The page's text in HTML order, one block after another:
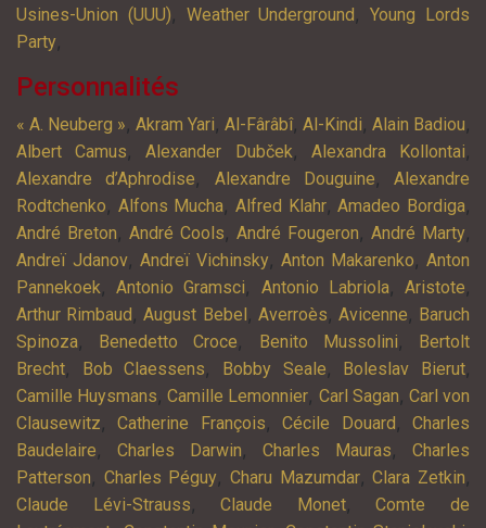
Usines-Union (UUU), Weather Underground ,Young Lords
Party,
Personnalités
« A. Neuberg », Akram Yari, Al-Fârâbî, Al-Kindi, Alain Badiou,
Albert Camus,Alexander Dubček, Alexandra Kollontai,
Alexandre d’Aphrodise, Alexandre Douguine, Alexandre
Rodtchenko, Alfons Mucha,Alfred Klahr,Amadeo Bordiga,
André Breton, André Cools, André Fougeron, André Marty,
Andreï Jdanov, Andreï Vichinsky, Anton Makarenko, Anton
Pannekoek,Antonio Gramsci, Antonio Labriola,Aristote,
Arthur Rimbaud ,August Bebel , Averroès, Avicenne, Baruch
Spinoza, Benedetto Croce, Benito Mussolini,
Bertolt
Brecht, Bob Claessens, Bobby Seale, Boleslav Bierut,
Camille Huysmans,Camille Lemonnier, Carl Sagan, Carl von
Clausewitz,Catherine François,Cécile Douard ,Charles
Baudelaire, Charles Darwin, Charles Mauras, Charles
Patterson, Charles Péguy,Charu Mazumdar,Clara Zetkin,
Claude Lévi-Strauss,Claude Monet,Comte de